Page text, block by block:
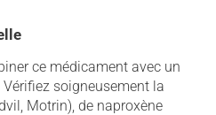
ce médicament avec un
soigneusement la
Motrin), de naproxène